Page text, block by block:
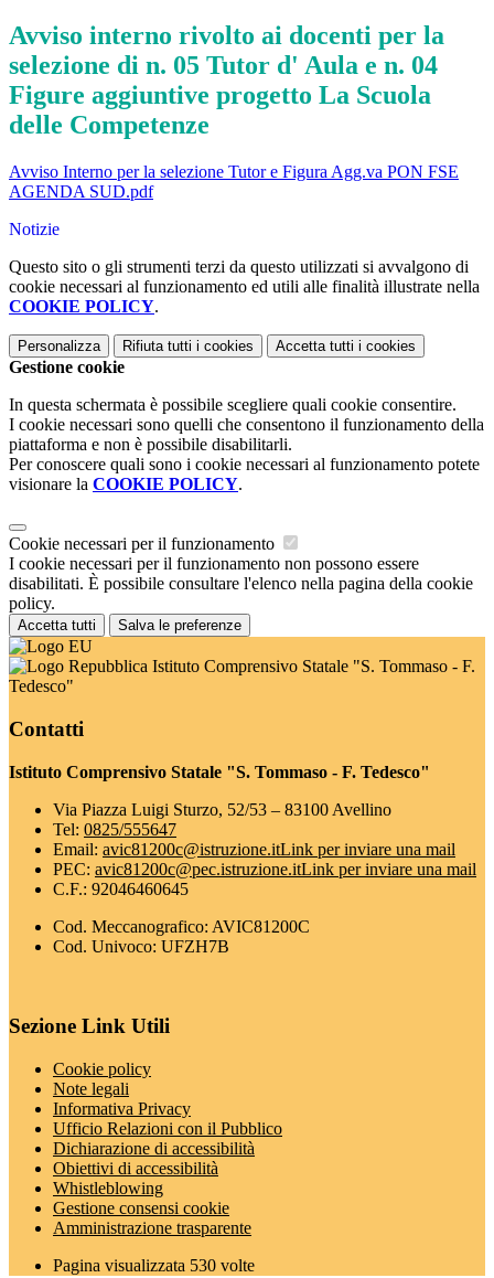
Avviso interno rivolto ai docenti per la
selezione di n. 05 Tutor d' Aula e n. 04
Figure aggiuntive progetto La Scuola
delle Competenze
Avviso Interno per la selezione Tutor e Figura Agg.va PON FSE
AGENDA SUD.pdf
Notizie
Questo sito o gli strumenti terzi da questo utilizzati si avvalgono di
cookie necessari al funzionamento ed utili alle finalità illustrate nella
COOKIE POLICY.
Personalizza Rifiuta tutti i cookies Accetta tutti i cookies
Gestione cookie
In questa schermata è possibile scegliere quali cookie consentire.
I cookie necessari sono quelli che consentono il funzionamento della
piattaforma e non è possibile disabilitarli.
Per conoscere quali sono i cookie necessari al funzionamento potete
visionare la COOKIE POLICY.
Cookie necessari per il funzionamento
I cookie necessari per il funzionamento non possono essere
disabilitati. È possibile consultare l'elenco nella pagina della cookie
policy.
Accetta tutti Salva le preferenze
Istituto Comprensivo Statale "S. Tommaso - F.
Tedesco"
Contatti
Istituto Comprensivo Statale "S. Tommaso - F. Tedesco"
Via Piazza Luigi Sturzo, 52/53 – 83100 Avellino
Tel: 0825/555647
Email: avic81200c@istruzione.itLink per inviare una mail
PEC: avic81200c@pec.istruzione.itLink per inviare una mail
C.F.: 92046460645
Cod. Meccanografico: AVIC81200C
Cod. Univoco: UFZH7B
Sezione Link Utili
Cookie policy
Note legali
Informativa Privacy
Ufficio Relazioni con il Pubblico
Dichiarazione di accessibilità
Obiettivi di accessibilità
Whistleblowing
Gestione consensi cookie
Amministrazione trasparente
Pagina visualizzata 530 volte